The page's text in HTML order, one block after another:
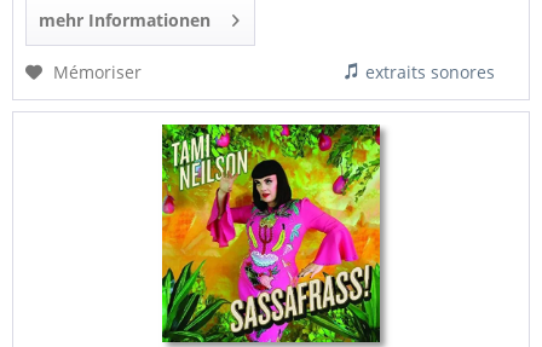
mehr Informationen
Mémoriser extraits sonores